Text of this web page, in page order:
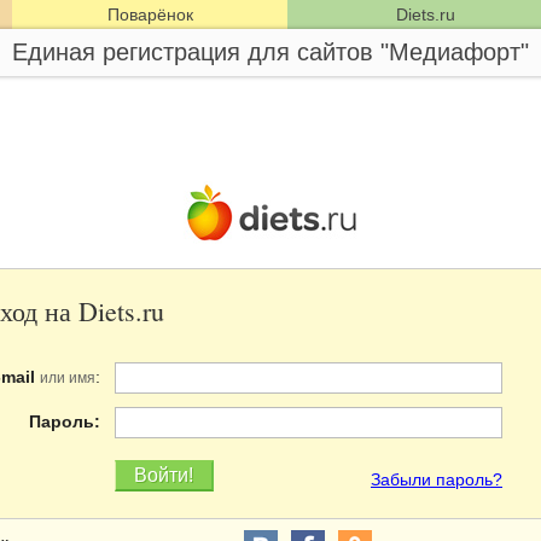
Поварёнок Diets.ru
Единая регистрация для сайтов "Медиафорт"
на Diets.ru
или имя:
Пароль:
Забыли пароль?